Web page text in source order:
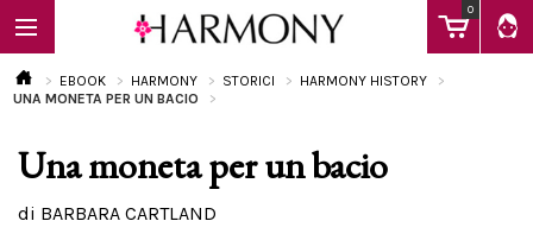
0
EBOOK
EBOOK HARMONY STORICI
HARMONY HISTORY
UNA MONETA PER UN BACIO
Una moneta per un bacio
di BARBARA CARTLAND